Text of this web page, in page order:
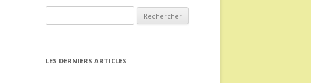
LES DERNIERS ARTICLES